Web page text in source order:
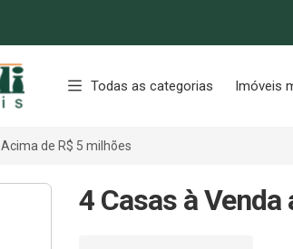
Todas as categorias Imóveis
Acima de R$ 5 milhões
4 Casas à